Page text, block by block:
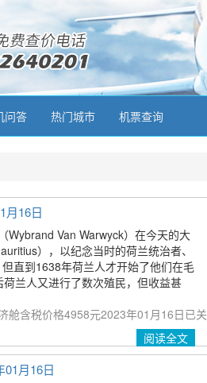
问答 热门城市 机票查询
月16日
Wybrand Van Warwyck）在今天的大
），以纪念当时的荷兰统治者、
直到1638年荷兰人才开始了他们在毛
兰人又进行了数次殖民，但收益甚
舱含税价格4958元2023年01月16日已关
阅读全文
月16日